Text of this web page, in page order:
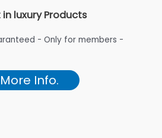
in luxury Products
- Only for members -
More Info.